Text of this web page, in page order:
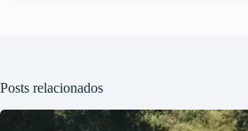
Posts relacionados